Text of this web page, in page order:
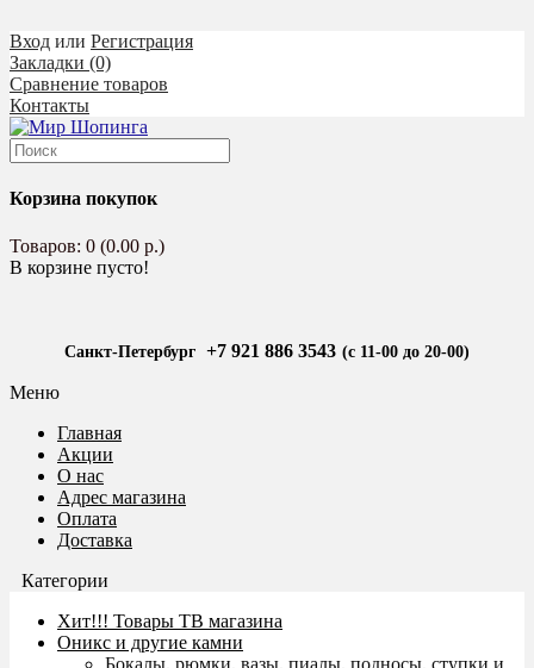
Вход или Регистрация
Закладки (0)
Сравнение товаров
Контакты
Корзина покупок
Товаров: 0 (0.00 р.)
В корзине пусто!
Санкт-Петербург +7 921 886 3543 (с 11-00 до 20-00)
Меню
Главная
Акции
О нас
Адрес магазина
Оплата
Доставка
Категории
Хит!!! Товары ТВ магазина
Оникс и другие камни
Бокалы, рюмки, вазы, пиалы, подносы, ступки и